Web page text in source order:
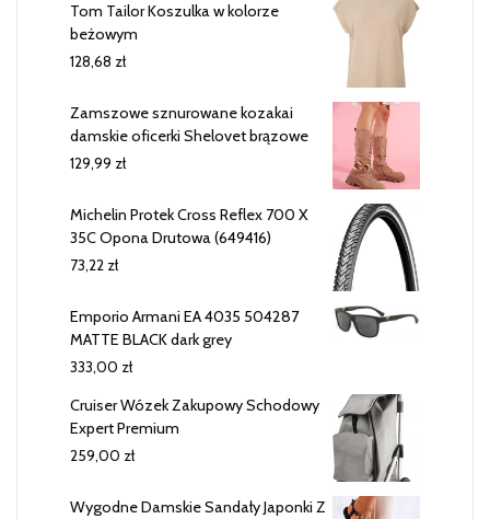
Tom Tailor Koszulka w kolorze
beżowym
128,68 zł
Zamszowe sznurowane kozakai
damskie oficerki Shelovet brązowe
129,99 zł
Michelin Protek Cross Reflex 700 X
35C Opona Drutowa (649416)
73,22 zł
Emporio Armani EA 4035 504287
MATTE BLACK dark grey
333,00 zł
Cruiser Wózek Zakupowy Schodowy
Expert Premium
259,00 zł
Wygodne Damskie Sandały Japonki Z